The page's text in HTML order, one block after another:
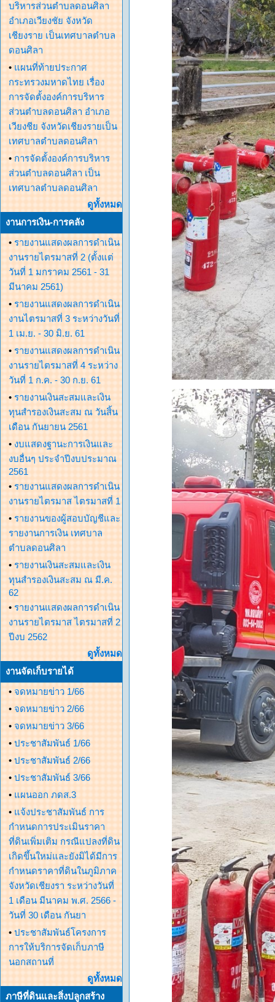
บริหารส่วนตำบลดอนศิลา
อำเภอเวียงชัย จังหวัด
เชียงราย เป็นเทศบาลตำบล
ดอนศิลา
• แผนที่ท้ายประกาศ
กระทรวงมหาดไทย เรื่อง
การจัดตั้งองค์การบริหาร
ส่วนตำบลดอนศิลา อำเภอ
เวียงชีย จังหวัดเชียงรายเป็น
เทศบาลตำบลดอนศิลา
• การจัดตั้งองค์การบริหาร
ส่วนตำบลดอนศิลา เป็น
เทศบาลตำบลดอนศิลา
ดูทั้งหมด
งานการเงิน-การคลัง
• รายงานแสดงผลการดำเนิน
งานรายไตรมาสที่ 2 (ตั้งแต่
วันที่ 1 มกราคม 2561 - 31
มีนาคม 2561)
• รายงานแสดงผลการดำเนิน
งานไตรมาสที่ 3 ระหว่างวันที่
1 เม.ย. - 30 มิ.ย. 61
• รายงานแสดงผลการดำเนิน
งานรายไตรมาสที่ 4 ระหว่าง
วันที่ 1 ก.ค. - 30 ก.ย. 61
• รายงานเงินสะสมและเงิน
ทุนสำรองเงินสะสม ณ วันสิ้น
เดือน กันยายน 2561
• งบแสดงฐานะการเงินและ
งบอื่นๆ ประจำปีงบประมาณ
2561
• รายงานแสดงผลการดำเนิน
งานรายไตรมาส ไตรมาสที่ 1
• รายงานของผู้สอบบัญชีและ
รายงานการเงิน เทศบาล
ตำบลดอนศิลา
• รายงานเงินสะสมและเงิน
ทุนสำรองเงินสะสม ณ มี.ค.
62
• รายงานแสดงผลการดำเนิน
งานรายไตรมาส ไตรมาสที่ 2
ปีงบ 2562
ดูทั้งหมด
งานจัดเก็บรายได้
• จดหมายข่าว 1/66
• จดหมายข่าว 2/66
• จดหมายข่าว 3/66
• ประชาสัมพันธ์ 1/66
• ประชาสัมพันธ์ 2/66
• ประชาสัมพันธ์ 3/66
• แผนออก ภดส.3
• แจ้งประชาสัมพันธ์ การ
กำหนดการประเมินราคา
ที่ดินเพิ่มเติม กรณีแปลงที่ดิน
เกิดขึ้นใหม่และยังมิได้มีการ
กำหนดราคาที่ดินในภูมิภาค
จังหวัดเชียงรา ระหว่างวันที่
1 เดือน มีนาคม พ.ศ. 2566 -
วันที่ 30 เดือน กันยา
• ประชาสัมพันธ์โครงการ
การให้บริการจัดเก็บภาษี
นอกสถานที่
ดูทั้งหมด
ภาษีที่ดินและสิ่งปลูกสร้าง